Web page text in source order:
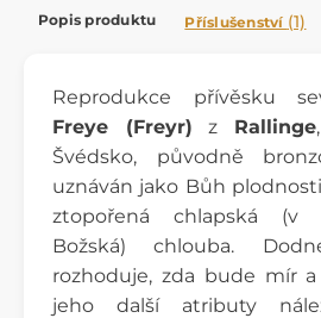
Popis produktu Příslušenství (1)
Reprodukce přívěsku
Freye (Freyr) z Rallinge
Švédsko, původně
uznáván jako Bůh
ztopořená chlapská (v
Božská) chlouba.
rozhoduje, zda bude mír a
jeho další atributy